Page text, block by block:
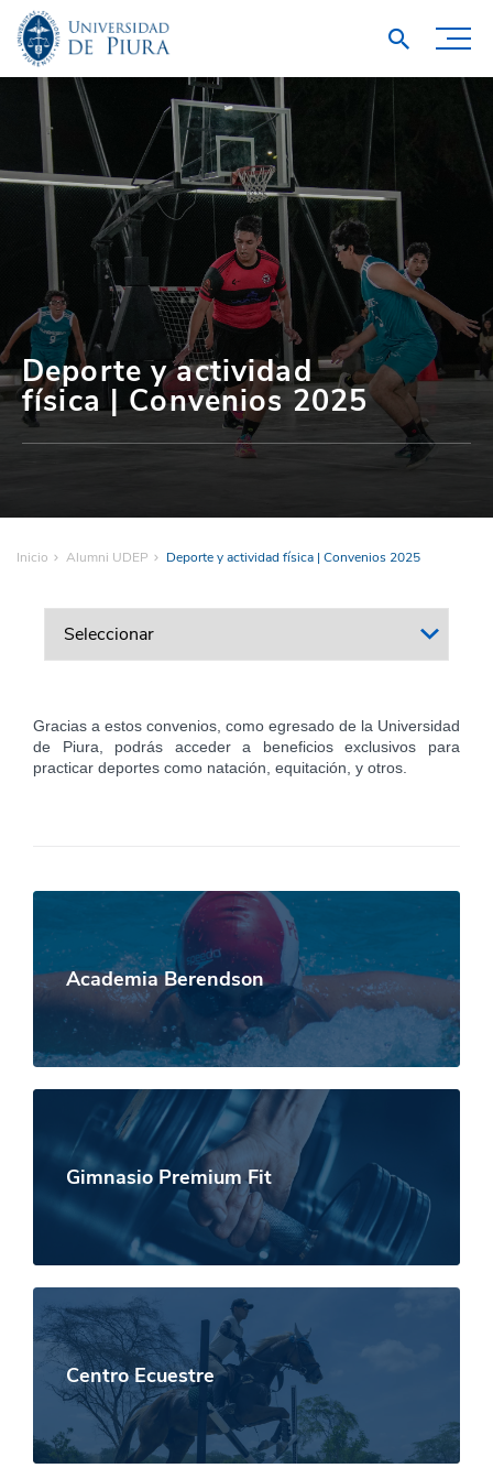
Deporte y actividad
física | Convenios 2025
Inicio Alumni UDEP Deporte y actividad física | Convenios 2025
Gracias a estos convenios, como egresado de la Universidad
de Piura, podrás acceder a beneficios exclusivos para
practicar deportes como natación, equitación, y otros.
Academia Berendson
Gimnasio Premium Fit
Centro Ecuestre